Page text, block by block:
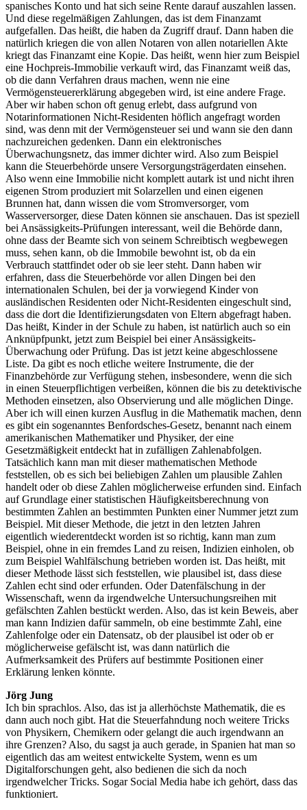
spanisches Konto und hat sich seine Rente darauf auszahlen lassen.
Und diese regelmäßigen Zahlungen, das ist dem Finanzamt
aufgefallen. Das heißt, die haben da Zugriff drauf. Dann haben die
natürlich kriegen die von allen Notaren von allen notariellen Akte
kriegt das Finanzamt eine Kopie. Das heißt, wenn hier zum Beispiel
eine Hochpreis-Immobilie verkauft wird, das Finanzamt weiß das,
ob die dann Verfahren draus machen, wenn nie eine
Vermögensteuererklärung abgegeben wird, ist eine andere Frage.
Aber wir haben schon oft genug erlebt, dass aufgrund von
Notarinformationen Nicht-Residenten höflich angefragt worden
sind, was denn mit der Vermögensteuer sei und wann sie den dann
nachzureichen gedenken. Dann ein elektronisches
Überwachungsnetz, das immer dichter wird. Also zum Beispiel
kann die Steuerbehörde unsere Versorgungsträgerdaten einsehen.
Also wenn eine Immobilie nicht komplett autark ist und nicht ihren
eigenen Strom produziert mit Solarzellen und einen eigenen
Brunnen hat, dann wissen die vom Stromversorger, vom
Wasserversorger, diese Daten können sie anschauen. Das ist speziell
bei Ansässigkeits-Prüfungen interessant, weil die Behörde dann,
ohne dass der Beamte sich von seinem Schreibtisch wegbewegen
muss, sehen kann, ob die Immobile bewohnt ist, ob da ein
Verbrauch stattfindet oder ob sie leer steht. Dann haben wir
erfahren, dass die Steuerbehörde vor allen Dingen bei den
internationalen Schulen, bei der ja vorwiegend Kinder von
ausländischen Residenten oder Nicht-Residenten eingeschult sind,
dass die dort die Identifizierungsdaten von Eltern abgefragt haben.
Das heißt, Kinder in der Schule zu haben, ist natürlich auch so ein
Anknüpfpunkt, jetzt zum Beispiel bei einer Ansässigkeits-
Überwachung oder Prüfung. Das ist jetzt keine abgeschlossene
Liste. Da gibt es noch etliche weitere Instrumente, die der
Finanzbehörde zur Verfügung stehen, insbesondere, wenn die sich
in einen Steuerpflichtigen verbeißen, können die bis zu detektivische
Methoden einsetzen, also Observierung und alle möglichen Dinge.
Aber ich will einen kurzen Ausflug in die Mathematik machen, denn
es gibt ein sogenanntes Benfordsches-Gesetz, benannt nach einem
amerikanischen Mathematiker und Physiker, der eine
Gesetzmäßigkeit entdeckt hat in zufälligen Zahlenabfolgen.
Tatsächlich kann man mit dieser mathematischen Methode
feststellen, ob es sich bei beliebigen Zahlen um plausible Zahlen
handelt oder ob diese Zahlen möglicherweise erfunden sind. Einfach
auf Grundlage einer statistischen Häufigkeitsberechnung von
bestimmten Zahlen an bestimmten Punkten einer Nummer jetzt zum
Beispiel. Mit dieser Methode, die jetzt in den letzten Jahren
eigentlich wiederentdeckt worden ist so richtig, kann man zum
Beispiel, ohne in ein fremdes Land zu reisen, Indizien einholen, ob
zum Beispiel Wahlfälschung betrieben worden ist. Das heißt, mit
dieser Methode lässt sich feststellen, wie plausibel ist, dass diese
Zahlen echt sind oder erfunden. Oder Datenfälschung in der
Wissenschaft, wenn da irgendwelche Untersuchungsreihen mit
gefälschten Zahlen bestückt werden. Also, das ist kein Beweis, aber
man kann Indizien dafür sammeln, ob eine bestimmte Zahl, eine
Zahlenfolge oder ein Datensatz, ob der plausibel ist oder ob er
möglicherweise gefälscht ist, was dann natürlich die
Aufmerksamkeit des Prüfers auf bestimmte Positionen einer
Erklärung lenken könnte.
Jörg Jung
Ich bin sprachlos. Also, das ist ja allerhöchste Mathematik, die es
dann auch noch gibt. Hat die Steuerfahndung noch weitere Tricks
von Physikern, Chemikern oder gelangt die auch irgendwann an
ihre Grenzen? Also, du sagst ja auch gerade, in Spanien hat man so
eigentlich das am weitest entwickelte System, wenn es um
Digitalforschungen geht, also bedienen die sich da noch
irgendwelcher Tricks. Sogar Social Media habe ich gehört, dass das
funktioniert.